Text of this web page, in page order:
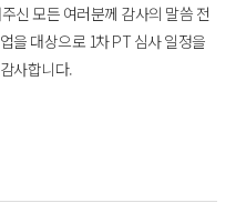
신 모든 여러분께 감사의 말씀 전
을 대상으로 1차 PT 심사 일정을
사합니다.